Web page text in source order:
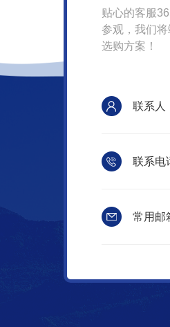
贴心的客服
参观，我们
选购方案！
联系人
联系电
常用邮